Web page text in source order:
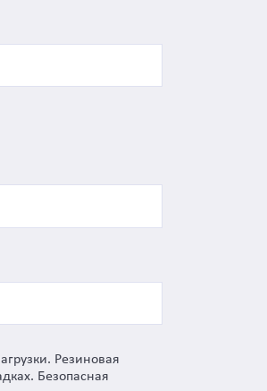
Резиновая
Безопасная